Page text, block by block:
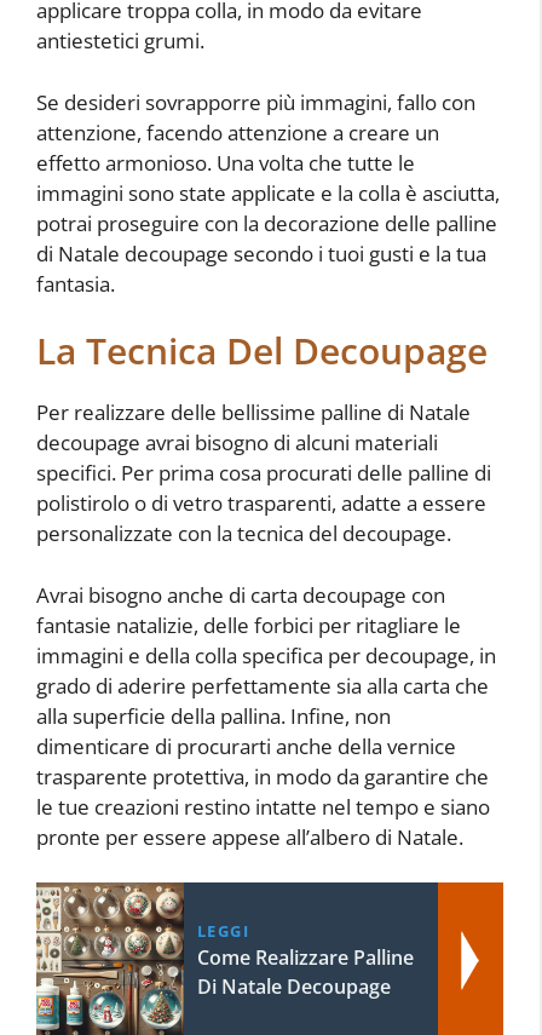
applicare troppa colla, in modo da evitare
antiestetici grumi.
Se desideri sovrapporre più immagini, fallo con
attenzione, facendo attenzione a creare un
effetto armonioso. Una volta che tutte le
immagini sono state applicate e la colla è asciutta,
potrai proseguire con la decorazione delle palline
di Natale decoupage secondo i tuoi gusti e la tua
fantasia.
La Tecnica Del Decoupage
Per realizzare delle bellissime palline di Natale
decoupage avrai bisogno di alcuni materiali
specifici. Per prima cosa procurati delle palline di
polistirolo o di vetro trasparenti, adatte a essere
personalizzate con la tecnica del decoupage.
Avrai bisogno anche di carta decoupage con
fantasie natalizie, delle forbici per ritagliare le
immagini e della colla specifica per decoupage, in
grado di aderire perfettamente sia alla carta che
alla superficie della pallina. Infine, non
dimenticare di procurarti anche della vernice
trasparente protettiva, in modo da garantire che
le tue creazioni restino intatte nel tempo e siano
pronte per essere appese all’albero di Natale.
LEGGI
Come Realizzare Palline
Di Natale Decoupage